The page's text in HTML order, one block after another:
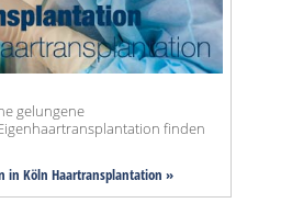
gelungene
finden
in Köln Haartransplantation »